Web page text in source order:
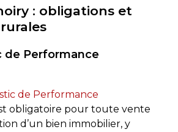
: obligations et
de Performance
de Performance
obligatoire pour toute vente
d’un bien immobilier, y